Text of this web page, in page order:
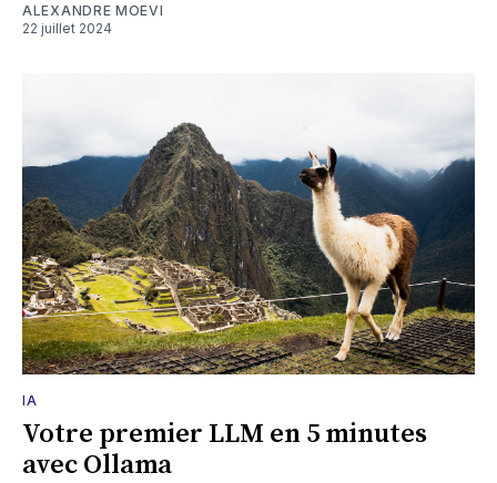
ALEXANDRE MOEVI
22 juillet 2024
IA
Votre premier LLM en 5 minutes
avec Ollama